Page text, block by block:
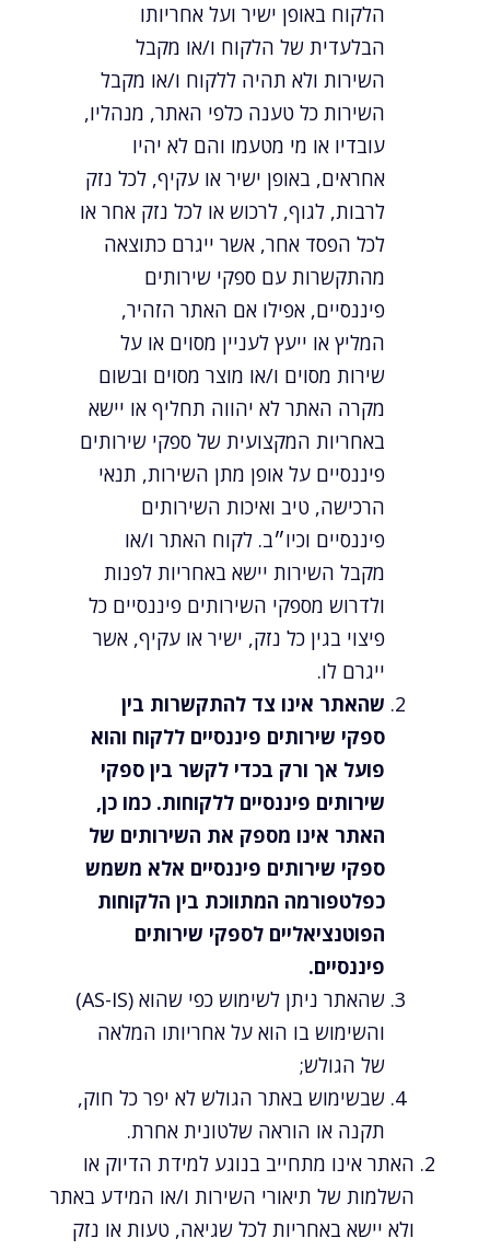
הלקוח באופן ישיר ועל אחריותו
הבלעדית של הלקוח ו/או מקבל
השירות ולא תהיה ללקוח ו/או מקבל
השירות כל טענה כלפי האתר, מנהליו,
עובדיו או מי מטעמו והם לא יהיו
אחראים, באופן ישיר או עקיף, לכל נזק
לרבות, לגוף, לרכוש או לכל נזק אחר או
לכל הפסד אחר, אשר ייגרם כתוצאה
מהתקשרות עם ספקי שירותים
פיננסיים, אפילו אם האתר הזהיר,
המליץ או ייעץ לעניין מסוים או על
שירות מסוים ו/או מוצר מסוים ובשום
מקרה האתר לא יהווה תחליף או יישא
באחריות המקצועית של ספקי שירותים
פיננסיים על אופן מתן השירות, תנאי
הרכישה, טיב ואיכות השירותים
פיננסיים וכיו״ב. לקוח האתר ו/או
מקבל השירות יישא באחריות לפנות
ולדרוש מספקי השירותים פיננסיים כל
פיצוי בגין כל נזק, ישיר או עקיף, אשר
ייגרם לו.
שהאתר אינו צד להתקשרות בין
ספקי שירותים פיננסיים ללקוח והוא
פועל אך ורק בכדי לקשר בין ספקי
שירותים פיננסיים ללקוחות. כמו כן,
האתר אינו מספק את השירותים של
ספקי שירותים פיננסיים אלא משמש
כפלטפורמה המתווכת בין הלקוחות
הפוטנציאליים לספקי שירותים
פיננסיים.
שהאתר ניתן לשימוש כפי שהוא (AS-IS)
והשימוש בו הוא על אחריותו המלאה
של הגולש;
שבשימוש באתר הגולש לא יפר כל חוק,
תקנה או הוראה שלטונית אחרת.
האתר אינו מתחייב בנוגע למידת הדיוק או
השלמות של תיאורי השירות ו/או המידע באתר
ולא יישא באחריות לכל שגיאה, טעות או נזק